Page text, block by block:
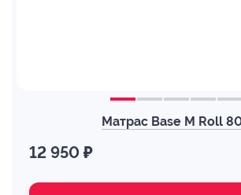
Матрас Base M Roll
12 950 ₽